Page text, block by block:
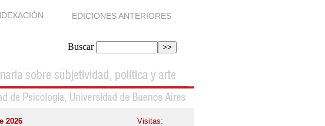
EDICIONES ANTERIORES
Buscar
2026 Visitas: